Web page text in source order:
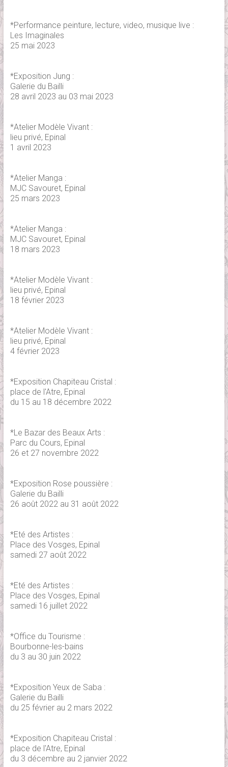
*Performance peinture, lecture, video, musique live :
Les Imaginales
25 mai 2023
*Exposition Jung :
Galerie du Bailli
28 avril 2023 au 03 mai 2023
*Atelier Modèle Vivant :
lieu privé, Epinal
1 avril 2023
*Atelier Manga :
MJC Savouret, Epinal
25 mars 2023
*Atelier Manga :
MJC Savouret, Epinal
18 mars 2023
*Atelier Modèle Vivant :
lieu privé, Epinal
18 février 2023
*Atelier Modèle Vivant :
lieu privé, Epinal
4 février 2023
*Exposition Chapiteau Cristal :
place de l'Atre, Epinal
du 15 au 18 décembre 2022
*Le Bazar des Beaux Arts :
Parc du Cours, Epinal
26 et 27 novembre 2022
*Exposition Rose poussière :
Galerie du Bailli
26 août 2022 au 31 août 2022
*Eté des Artistes :
Place des Vosges, Epinal
samedi 27 août 2022
*Eté des Artistes :
Place des Vosges, Epinal
samedi 16 juillet 2022
*Office du Tourisme :
Bourbonne-les-bains
du 3 au 30 juin 2022
*Exposition Yeux de Saba :
Galerie du Bailli
du 25 février au 2 mars 2022
*Exposition Chapiteau Cristal :
place de l'Atre, Epinal
du 3 décembre au 2 janvier 2022